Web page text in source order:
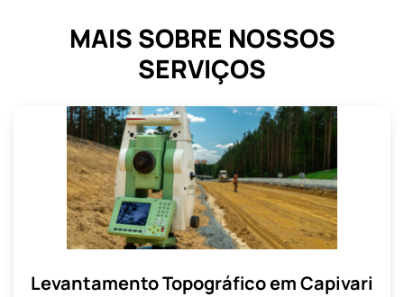
MAIS SOBRE NOSSOS
SERVIÇOS
Levantamento Topográfico em Capivari